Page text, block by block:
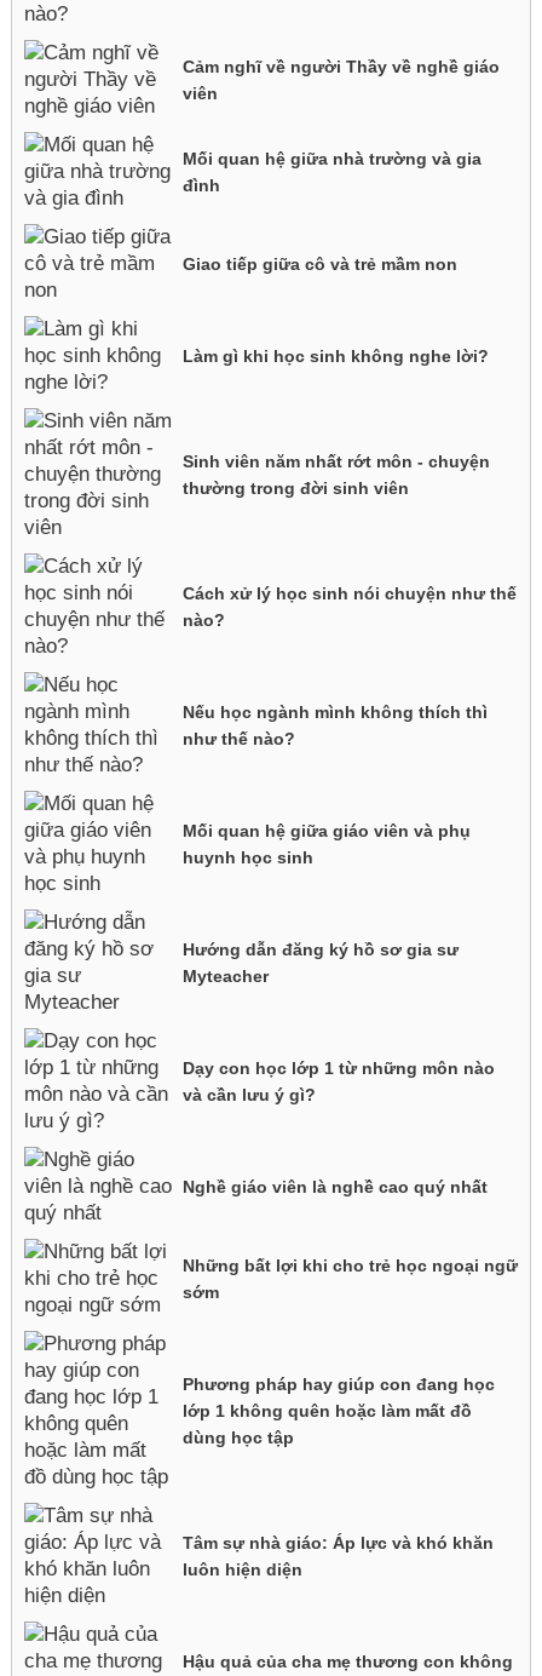
Cảm nghĩ về người Thầy về nghề giáo
viên
Mối quan hệ giữa nhà trường và gia
đình
Giao tiếp giữa cô và trẻ mầm non
Làm gì khi học sinh không nghe lời?
Sinh viên năm nhất rớt môn - chuyện
thường trong đời sinh viên
Cách xử lý học sinh nói chuyện như thế
nào?
Nếu học ngành mình không thích thì
như thế nào?
Mối quan hệ giữa giáo viên và phụ
huynh học sinh
Hướng dẫn đăng ký hồ sơ gia sư
Myteacher
Dạy con học lớp 1 từ những môn nào
và cần lưu ý gì?
Nghề giáo viên là nghề cao quý nhất
Những bất lợi khi cho trẻ học ngoại ngữ
sớm
Phương pháp hay giúp con đang học
lớp 1 không quên hoặc làm mất đồ
dùng học tập
Tâm sự nhà giáo: Áp lực và khó khăn
luôn hiện diện
Hậu quả của cha mẹ thương con không